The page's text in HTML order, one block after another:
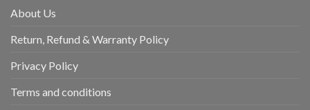
About Us
Return, Refund & Warranty Policy
Privacy Policy
Terms and conditions